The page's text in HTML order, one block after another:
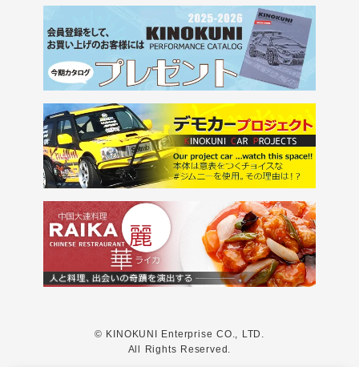
© KINOKUNI Enterprise CO., LTD.
All Rights Reserved.